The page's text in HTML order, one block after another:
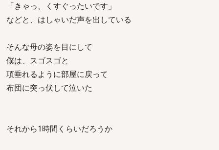
「きゃっ、くすぐったいです」
などと、はしゃいだ声を出している
そんな母の姿を目にして
僕は、スゴスゴと
項垂れるように部屋に戻って
布団に突っ伏して泣いた
それから1時間くらいだろうか